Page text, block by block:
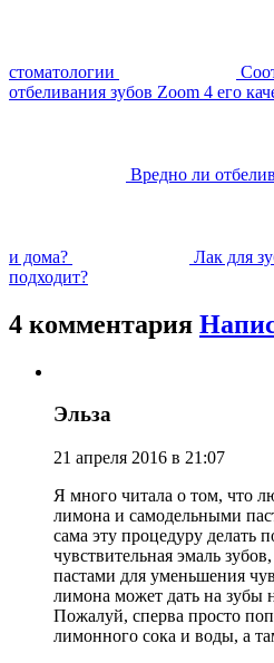
стоматологии
отбеливания зубов Zoom 4 его
Вредно ли
и дома?
Лак для
подходит?
4 комментария
Эльза
21 апреля 2016 в 21:07
Я много читала о том, что
лимона и самодельными
сама эту процедуру делать
чувствительная эмаль
пастами для уменьшения
лимона может дать на зубы
Пожалуй, сперва просто
лимонного сока и воды, а